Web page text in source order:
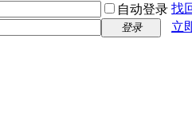
自动登录 找
登录
立